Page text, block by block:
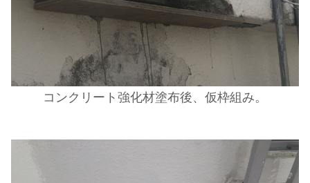
コンクリート強化材塗布後、仮枠組み。